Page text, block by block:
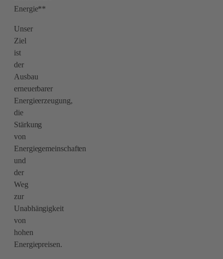
Energie**
Unser
Ziel
ist
der
Ausbau
erneuerbarer
Energieerzeugung,
die
Stärkung
von
Energiegemeinschaften
und
der
Weg
zur
Unabhängigkeit
von
hohen
Energiepreisen.